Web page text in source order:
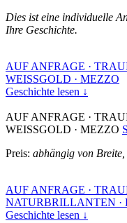
Dies ist eine individuelle
Ihre Geschichte.
AUF ANFRAGE ·
WEISSGOLD · MEZZO
Geschichte lesen ↓
AUF ANFRAGE ·
WEISSGOLD · MEZZO
Preis: abhängig von
AUF ANFRAGE ·
NATURBRILLANTEN ·
Geschichte lesen ↓